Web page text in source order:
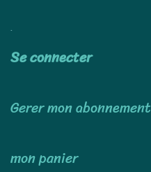
Se connecter
Gerer mon abonnement
mon panier